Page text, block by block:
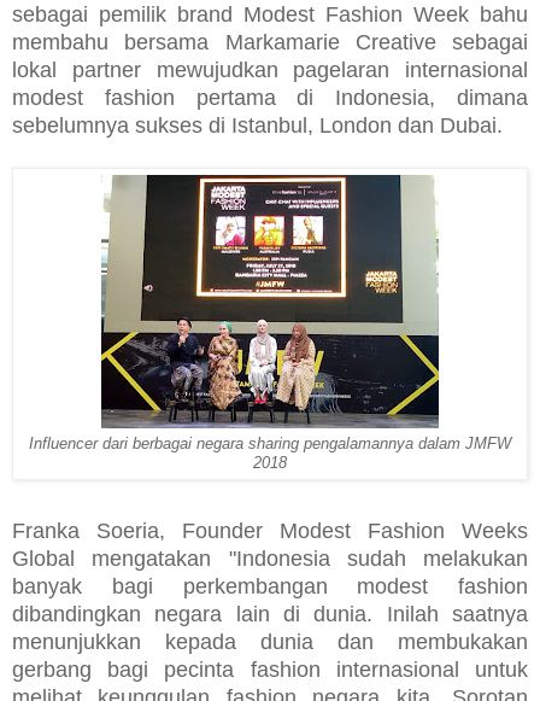
sebagai pemilik brand Modest Fashion Week bahu
membahu bersama Markamarie Creative sebagai
lokal partner mewujudkan pagelaran internasional
modest fashion pertama di Indonesia, dimana
sebelumnya sukses di Istanbul, London dan Dubai.
Influencer dari berbagai negara sharing pengalamannya dalam JMFW
2018
Franka Soeria, Founder Modest Fashion Weeks
Global mengatakan "Indonesia sudah melakukan
banyak bagi perkembangan modest fashion
dibandingkan negara lain di dunia. Inilah saatnya
menunjukkan kepada dunia dan membukakan
gerbang bagi pecinta fashion internasional untuk